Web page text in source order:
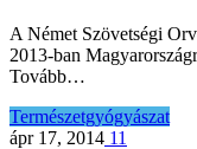
A Német Szövetségi
2013-ban
Tovább…
Természetgyógyászat
ápr 17, 2014 11